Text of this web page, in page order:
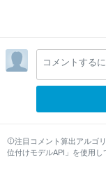
コメントする
注目コメント算出アルゴ
位付けモデルAPI」を使用し